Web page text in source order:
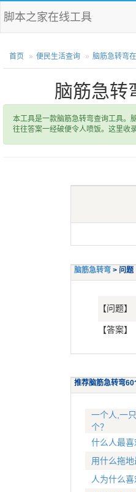
脚本之家在线工具
首页 便民生活查询 脑筋急转弯
脑筋急转
本工具是一款脑筋急转弯查询工具。
往往答案一经破便令人喷饭。这里收
脑筋急转弯 > 问题
【问题】
【答案】
推荐脑筋急转弯60
一个人,一
个？
什么人最
用什么拖
人为什么喜